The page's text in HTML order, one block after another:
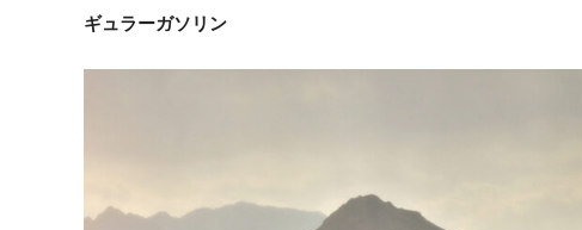
ギュラーガソリン